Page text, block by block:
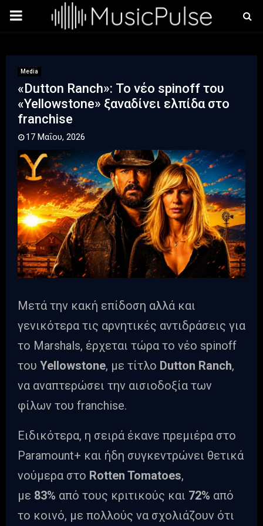
PRIMARY
Media
«Dutton Ranch»: Το νέο spinoff του
«Yellowstone» ξαναδίνει ελπίδα στο
franchise
17 Μαΐου, 2026
Μετά την κακή επίδοση αλλά και
γενικότερα τις αρνητικές αντιδράσεις για
το Marshals, έρχεται τώρα το νέο spinoff
του Yellowstone, με τίτλο Dutton Ranch,
να αναπτερώσει την αισιοδοξία των
φίλων του franchise.
Ειδικότερα, η σειρά έκανε πρεμιέρα στο
Paramount+ και ήδη συγκεντρώνει θετικά
νούμερα στο Rotten Tomatoes,
με 83% από τους κριτικούς και 72% από
το κοινό, με πολλούς να σχολιάζουν ότι